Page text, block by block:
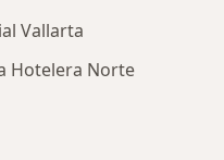
Vallarta
Hotelera Norte